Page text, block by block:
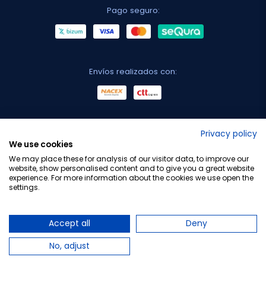
Pago seguro:
Envíos realizados con:
Privacy policy
We use cookies
We may place these for analysis of our visitor data, to improve our
website, show personalised content and to give you a great website
experience. For more information about the cookies we use open the
settings.
Accept all
Deny
No, adjust